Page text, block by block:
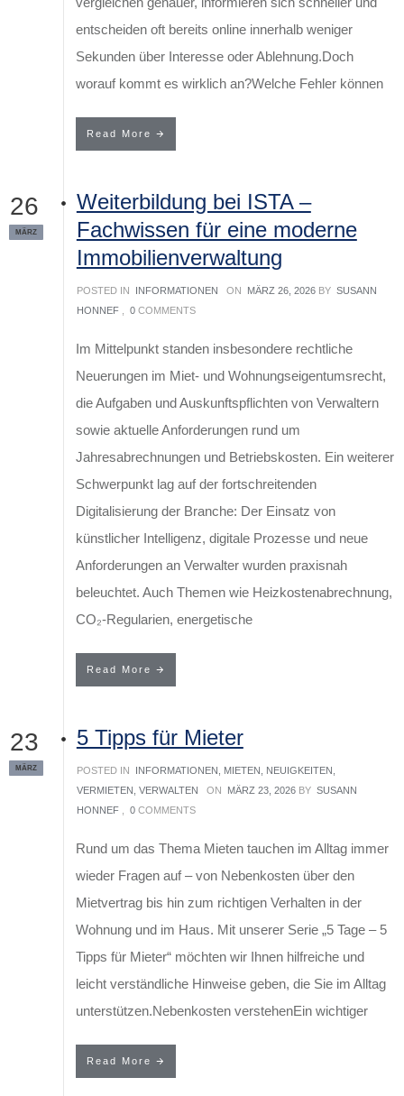
entscheiden oft bereits online innerhalb weniger
Sekunden über Interesse oder Ablehnung.Doch
worauf kommt es wirklich an?Welche Fehler können
Read More
26
MÄRZ
Weiterbildung bei ISTA –
Fachwissen für eine moderne
Immobilienverwaltung
POSTED IN INFORMATIONEN ON MÄRZ 26, 2026 BY SUSANN
HONNEF, 0COMMENTS
Im Mittelpunkt standen insbesondere rechtliche
Neuerungen im Miet- und Wohnungseigentumsrecht,
die Aufgaben und Auskunftspflichten von Verwaltern
sowie aktuelle Anforderungen rund um
Jahresabrechnungen und Betriebskosten. Ein weiterer
Schwerpunkt lag auf der fortschreitenden
Digitalisierung der Branche: Der Einsatz von
künstlicher Intelligenz, digitale Prozesse und neue
Anforderungen an Verwalter wurden praxisnah
beleuchtet. Auch Themen wie Heizkostenabrechnung,
CO₂-Regularien, energetische
Read More
23
MÄRZ
5 Tipps für Mieter
POSTED IN INFORMATIONEN MIETEN NEUIGKEITEN
VERMIETEN VERWALTEN ON MÄRZ 23, 2026 BY SUSANN
HONNEF, 0COMMENTS
Rund um das Thema Mieten tauchen im Alltag immer
wieder Fragen auf – von Nebenkosten über den
Mietvertrag bis hin zum richtigen Verhalten in der
Wohnung und im Haus. Mit unserer Serie „5 Tage – 5
Tipps für Mieter“ möchten wir Ihnen hilfreiche und
leicht verständliche Hinweise geben, die Sie im Alltag
unterstützen.Nebenkosten verstehenEin wichtiger
Read More